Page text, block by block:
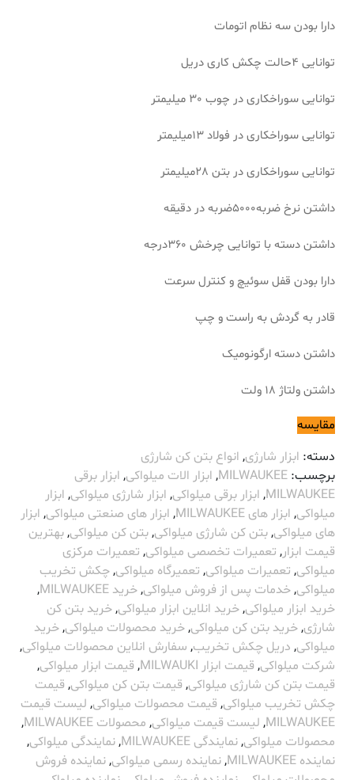
دارا بودن سه نظام اتومات
توانایی 4حالت چکش کاری دریل
توانایی سوراخکاری در چوب 30 میلیمتر
توانایی سوراخکاری در فولاد 13میلیمتر
توانایی سوراخکاری در بتن 28میلیمتر
داشتن نرخ ضربه5000ضربه در دقیقه
داشتن دسته با توانایی چرخش 360درجه
دارا بودن قفل سوئیچ و کنترل سرعت
قادر به گردش به راست و چپ
داشتن دسته ارگونومیک
داشتن ولتاژ 18 ولت
مقایسه
دسته: ابزار شارژی, انواع بتن کن شارژی
برچسب: MILWAUKEE
, ابزار الات میلواکی, ابزار برقی
MILWAUKEE
, ابزار برقی میلواکی, ابزار شارژی میلواکی, ابزار
میلواکی, ابزار های MILWAUKEE , ابزار های صنعتی میلواکی, ابزار
های میلواکی,بتن کن شارژی میلواکی,بتن کن میلواکی,بهترین
قیمت ابزار, تعمیرات تخصصی میلواکی, تعمیرات مرکزی
میلواکی, تعمیرات میلواکی, تعمیرگاه میلواکی,چکش تخریب
میلواکی,خدمات پس از فروش میلواکی,خرید MILWAUKEE
,
خرید ابزار میلواکی,خرید انلاین ابزار میلواکی,خرید بتن کن
شارژی,خرید بتن کن میلواکی,خرید محصولات میلواکی,خرید
میلواکی, دریل چکش تخریب, سفارش انلاین محصولات میلواکی,
شرکت میلواکی, قیمت ابزار MILWAUKI , قیمت ابزار میلواکی,
قیمت بتن کن شارژی میلواکی, قیمت بتن کن میلواکی, قیمت
چکش تخریب میلواکی, قیمت محصولات میلواکی, لیست قیمت
MILWAUKEE
, لیست قیمت میلواکی, محصولات MILWAUKEE
,
محصولات میلواکی,نمایندگی MILWAUKEE ,نمایندگی میلواکی,
نماینده MILWAUKEE
,نماینده رسمی میلواکی,نماینده فروش